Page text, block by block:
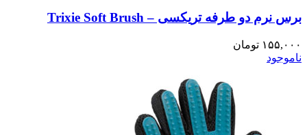
برس نرم دو طرفه تریکسی – Trixie Soft Brush
۱۵۵,۰۰۰ تومان
ناموجود